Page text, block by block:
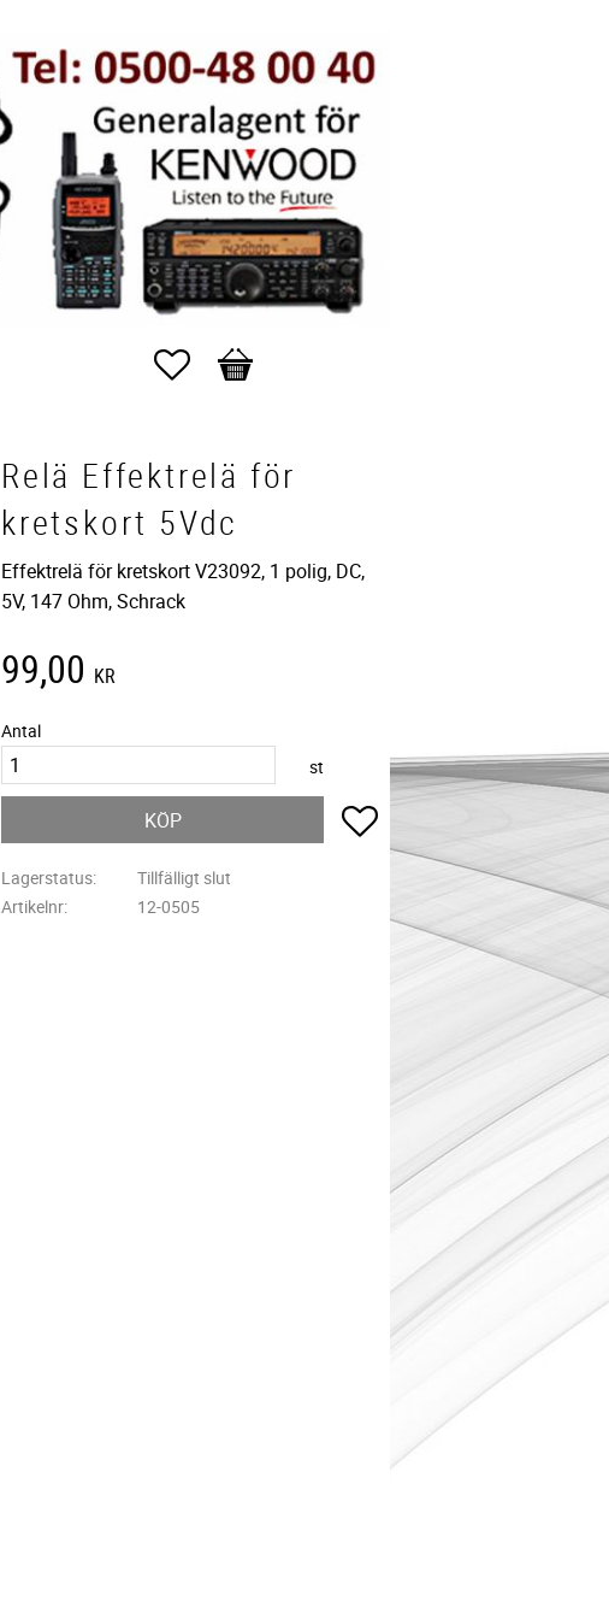
Favoriter
Kundvagn
Relä Effektrelä för
kretskort 5Vdc
Effektrelä för kretskort V23092, 1 polig, DC,
5V, 147 Ohm, Schrack
99,00 KR
Antal
st
KÖP Lägg till i favoriter
Lagerstatus
Tillfälligt slut
Artikelnr
12-0505